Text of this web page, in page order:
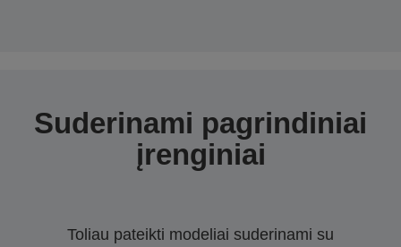
Suderinami pagrindiniai
įrenginiai
Toliau pateikti modeliai suderinami su